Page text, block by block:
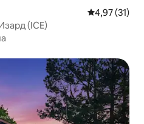
Просечна
4,97 (31)
(ICE)